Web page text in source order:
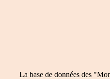
La base de données des